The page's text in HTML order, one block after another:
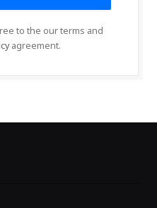
to the our terms and
agreement.